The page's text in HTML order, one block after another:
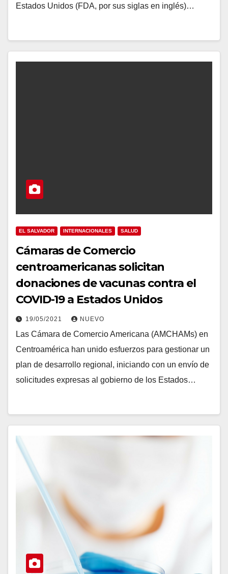
Estados Unidos (FDA, por sus siglas en inglés)…
EL SALVADOR INTERNACIONALES SALUD
Cámaras de Comercio
centroamericanas solicitan
donaciones de vacunas contra el
COVID-19 a Estados Unidos
19/05/2021 NUEVO
Las Cámara de Comercio Americana (AMCHAMs) en
Centroamérica han unido esfuerzos para gestionar un
plan de desarrollo regional, iniciando con un envío de
solicitudes expresas al gobierno de los Estados…